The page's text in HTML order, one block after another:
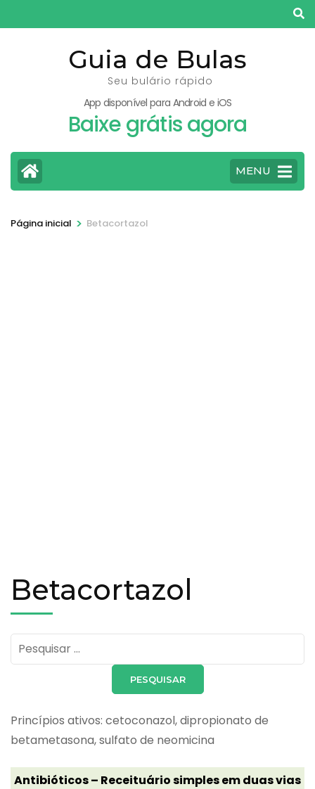
para
Guia de Bulas
Seu bulário rápido
App disponível para Android e iOS
Baixe grátis agora
MENU
Página inicial > Betacortazol
Betacortazol
Pesquisar
por:
Princípios ativos: cetoconazol, dipropionato de
betametasona, sulfato de neomicina
Antibióticos – Receituário simples em duas vias